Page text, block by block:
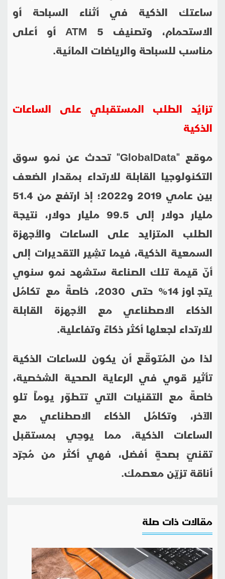
ساعتك الذكية في أثناء السباحة أو
الاستحمام، وتصنيف ATM 5 أو أعلى
مناسب للسباحة والرياضات المائية.
تزايُد الطلب المستقبلي على الساعات
الذكية
موقع "GlobalData" تحدث عن نمو سوق
التكنولوجيا القابلة للارتداء بمقدار الضعف
بين عامي 2019 و2022؛ إذ ارتفع من 51.4
مليار دولار إلى 99.5 مليار دولار، نتيجة
الطلب المتزايد على الساعات والأجهزة
السمعية الذكية، فيما تشِير التقديرات إلى
أنّ قيمة تلك الصناعة ستشهد نمو سنوي
يتجاوز 14% حتى 2030، خاصةً مع تكامُل
الذكاء الاصطناعي مع الأجهزة القابلة
للارتداء لجعلها أكثر ذكاءً وتفاعلية.
لذا من المُتوقّع أن يكون للساعات الذكية
تأثير قوي في الرعاية الصحية الشخصية،
خاصةً مع التقنيات التي تتطوّر يوماً تلو
الآخر، وتكامُل الذكاء الاصطناعي مع
الساعات الذكية، مما يوحِي بمستقبل
تقنيّ بصحةٍ أفضل، فهي أكثر من مُجرّد
أناقة تزيّن معصمك.
مقالات ذات صلة